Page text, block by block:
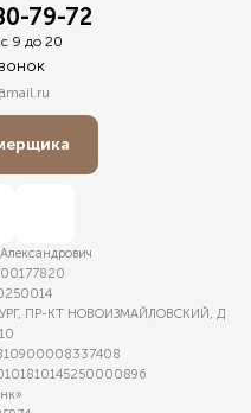
79-72
9 до 20
177 820
250 014
ПР-КТ НОВОИЗМАЙЛОВСКИЙ, Д
900 008 337 408
810 145 250 000 896